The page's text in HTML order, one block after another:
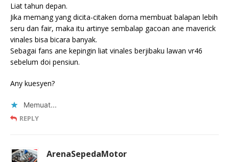
Liat tahun depan.
Jika memang yang dicita-citaken dorna membuat balapan lebih
seru dan fair, maka itu artinye sembalap gacoan ane maverick
vinales bisa bicara banyak.
Sebagai fans ane kepingin liat vinales berjibaku lawan vr46
sebelum doi pensiun.
Any kuesyen?
Memuat...
REPLY
ArenaSepedaMotor